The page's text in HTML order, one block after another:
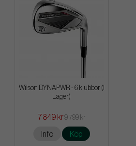
Wilson DYNAPWR - 6 klubbor (I
Lager)
7 849 kr9 799 kr
Info Köp